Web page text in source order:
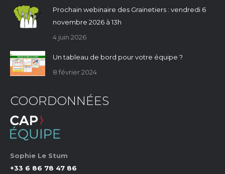
Prochain webinaire des Grainetiers : vendredi 6
novembre 2026 à 13h
4 juin 2026
Un tableau de bord pour votre équipe ?
8 février 2024
COORDONNÉES
Sophie Le Stum
+33 6 86 78 47 86